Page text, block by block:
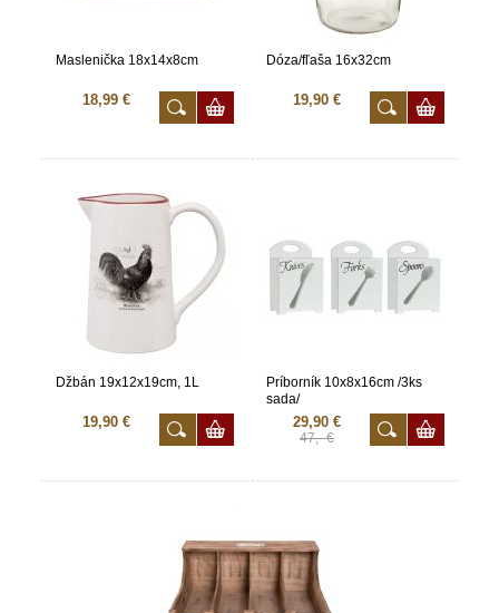
Maslenička 18x14x8cm
18,99 €
Dóza/fľaša 16x32cm
19,90 €
Džbán 19x12x19cm, 1L
19,90 €
Príborník 10x8x16cm /3ks
sada/
29,90 €
47,- €